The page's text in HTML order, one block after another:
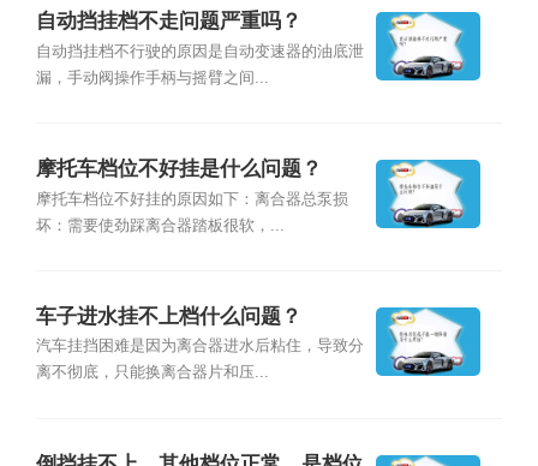
自动挡挂档不走问题严重吗？
自动挡挂档不行驶的原因是自动变速器的油底泄
漏，手动阀操作手柄与摇臂之间...
摩托车档位不好挂是什么问题？
摩托车档位不好挂的原因如下：离合器总泵损
坏：需要使劲踩离合器踏板很软，...
车子进水挂不上档什么问题？
汽车挂挡困难是因为离合器进水后粘住，导致分
离不彻底，只能换离合器片和压...